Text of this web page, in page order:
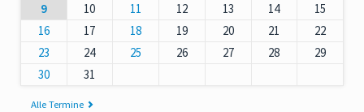
9
10 11 12 13 14
15
16
17 18 19 20 21
22
23
24 25 26 27 28
29
30
31
Alle Termine